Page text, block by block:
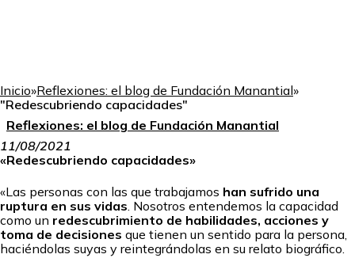
Inicio»Reflexiones: el blog de Fundación Manantial»
"Redescubriendo capacidades"
Reflexiones: el blog de Fundación Manantial
11/08/2021
«Redescubriendo capacidades»
«Las personas con las que trabajamos han sufrido una
ruptura en sus vidas. Nosotros entendemos la capacidad
como un redescubrimiento de habilidades, acciones y
toma de decisiones que tienen un sentido para la persona,
haciéndolas suyas y reintegrándolas en su relato biográfico.